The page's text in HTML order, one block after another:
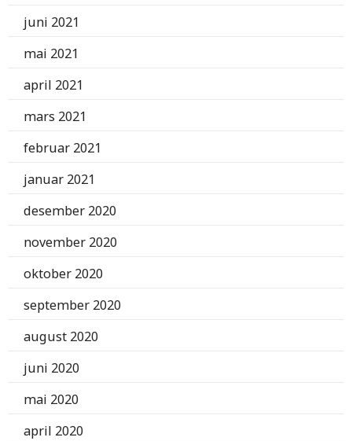
juni 2021
mai 2021
april 2021
mars 2021
februar 2021
januar 2021
desember 2020
november 2020
oktober 2020
september 2020
august 2020
juni 2020
mai 2020
april 2020